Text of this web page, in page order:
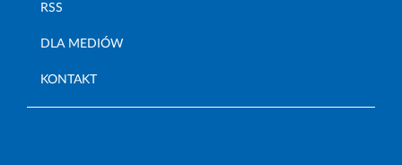
RSS
DLA MEDIÓW
KONTAKT